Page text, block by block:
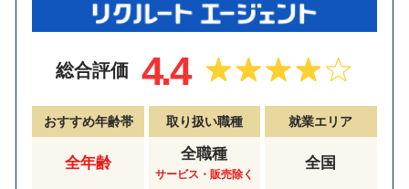
総合評価 4.4
おすすめ年齢帯
全年齢
取り扱い職種
全職種
サービス・販売除く
就業エリア
全国